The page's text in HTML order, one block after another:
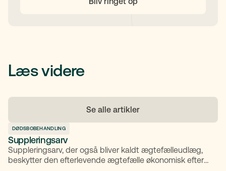
Læs videre
Se alle artikler
DØDSBOBEHANDLING
Suppleringsarv
Suppleringsarv, der også bliver kaldt ægtefælleudlæg,
beskytter den efterlevende ægtefælle økonomisk efter